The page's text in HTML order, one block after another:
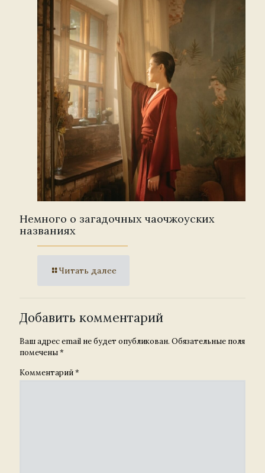
Немного о загадочных чаочжоуских
названиях
Читать далее
Добавить комментарий
Ваш адрес email не будет опубликован. Обязательные поля
помечены*
Комментарий*